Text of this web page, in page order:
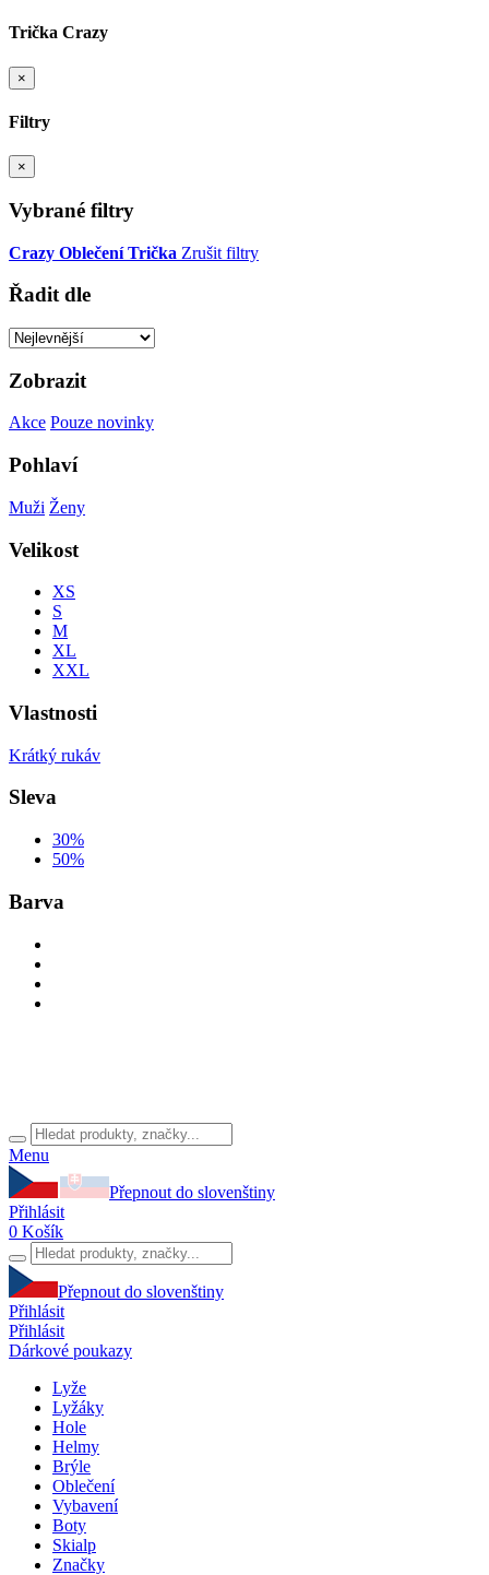
Trička Crazy
×
Filtry
×
Vybrané filtry
Crazy Oblečení Trička Zrušit filtry
Řadit dle
Zobrazit
Akce Pouze novinky
Pohlaví
Muži Ženy
Velikost
XS
S
M
XL
XXL
Vlastnosti
Krátký rukáv
Sleva
30%
50%
Barva
Menu
Přepnout do slovenštiny
Přihlásit
0 Košík
Přepnout do slovenštiny
Přihlásit
Přihlásit
Dárkové poukazy
Lyže
Lyžáky
Hole
Helmy
Brýle
Oblečení
Vybavení
Boty
Skialp
Značky